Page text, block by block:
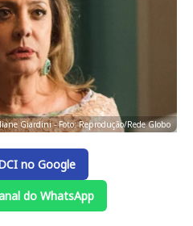
Giardini - Foto: Reprodução/Rede Globo
no Google
do WhatsApp